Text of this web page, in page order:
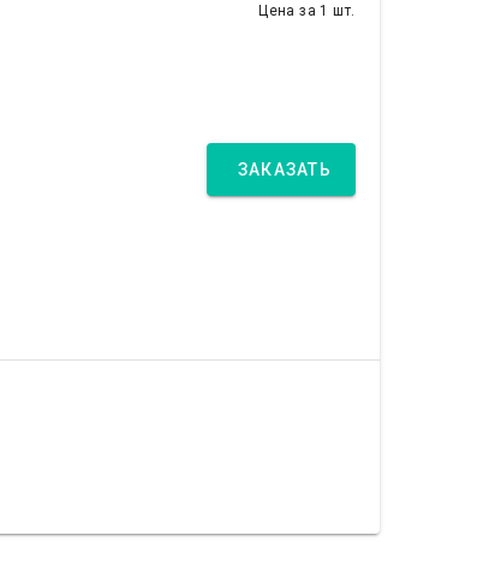
Цена за 1 шт.
ЗАКАЗАТЬ